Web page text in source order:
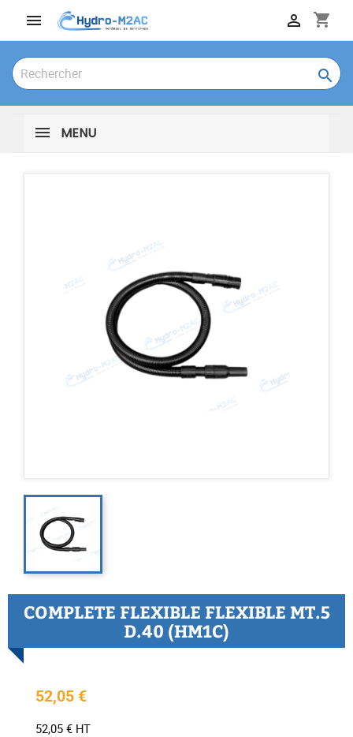
 shopping_cart


MENU
COMPLETE FLEXIBLE FLEXIBLE MT.5
D.40 (HM1C)
52,05 €
52,05 € HT